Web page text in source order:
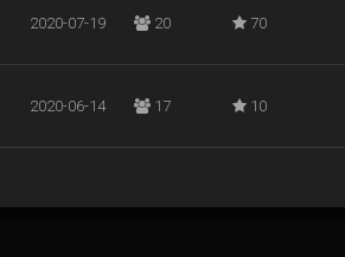
2020-07-19 20 70
2020-06-14 17 10